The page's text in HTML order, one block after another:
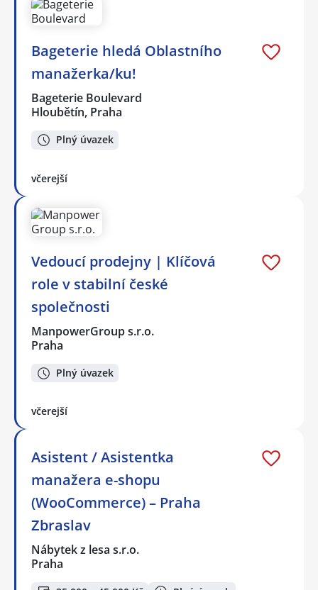
Bageterie hledá Oblastního
manažerka/ku!
Bageterie Boulevard
Hloubětín, Praha
Plný úvazek
včerejší
Vedoucí prodejny | Klíčová
role v stabilní české
společnosti
ManpowerGroup s.r.o.
Praha
Plný úvazek
včerejší
Asistent / Asistentka
manažera e-shopu
(WooCommerce) – Praha
Zbraslav
Nábytek z lesa s.r.o.
Praha